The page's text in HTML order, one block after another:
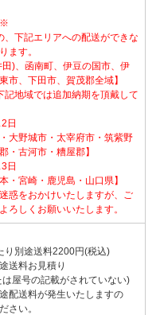
※
、下記エリアへの配送ができな
ます。
田)、函南町、伊豆の国市、伊
市、下田市、賀茂郡全域】
記地域では追加納期を頂戴して
日
大野城市・太宰府市・筑紫野
・古河市・糟屋郡】
日
・宮崎・鹿児島・山口県】
惑をおかけいたしますが、ご
ろしくお願いいたします。
別途送料2200円(税込)
送料お見積り
屋号の記載がされていない)
配送料が発生いたしますの
さい。